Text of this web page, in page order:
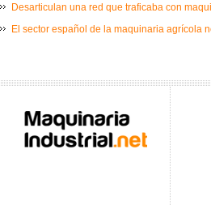
Desarticulan una red que traficaba con
El sector español de la maquinaria agrícola